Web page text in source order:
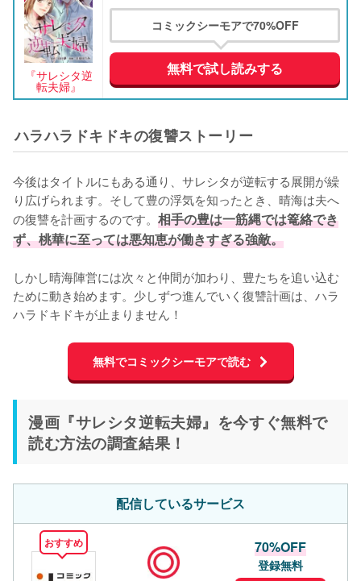
『サレシタ逆
転夫婦』
コミックシーモアで70%OFF
無料で試し読みする
ハラハラドキドキの復讐ストーリー
今後はタイトルにもある通り、サレシタが逆転する展開が繰
り広げられます。そして豊の浮気を知ったとき、晴海は夫へ
の復讐を計画するのです。 相手の豊は一筋縄では篭絡でき
ず、桃華に至っては悪知恵が働きすぎる強敵。
しかし晴海陣営には次々と仲間が加わり、豊たちを追い込む
ために動き始めます。少しずつ進んでいく復讐計画は、ハラ
ハラドキドキが止まりません！
無料でコミックシーモアで読む
漫画『サレシタ逆転夫婦』を今すぐ無料で
読む方法の調査結果！
配信しているサービス
おすすめ 70%OFF
登録無料